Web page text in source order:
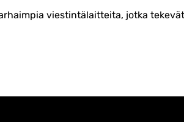
viestintälaitteita, jotka